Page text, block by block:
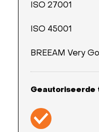
ISO 27001
ISO 45001
BREEAM Very
Geautoriseerde